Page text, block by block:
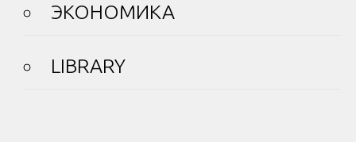
ЭКОНОМИКА
LIBRARY